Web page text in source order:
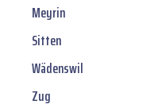
Meyrin
Sitten
Wädenswil
Zug